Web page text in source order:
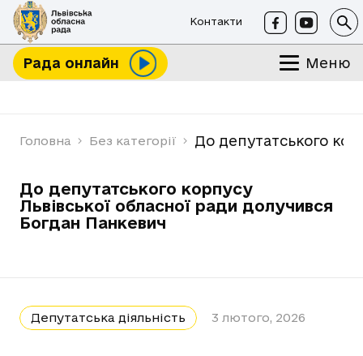
Контакти
Рада онлайн Меню
Головна Без категорії До депутатського
До депутатського корпусу
Львівської обласної ради долучився
Богдан Панкевич
Депутатська діяльність 3 лютого, 2026